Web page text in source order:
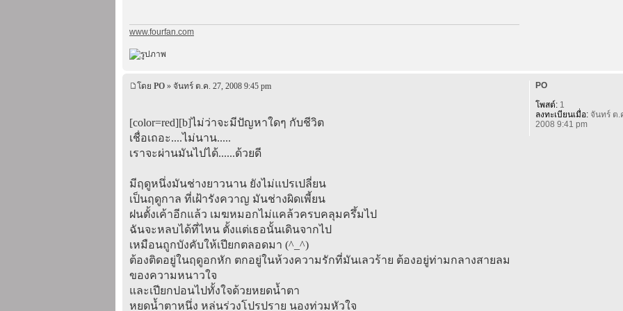
www.fourfan.com
โดย PO » จันทร์ ต.ค. 27, 2008 9:45 pm
[color=red][b]ไม่ว่าจะมีปัญหาใดๆ กับชีวิต
เชื่อเถอะ....ไม่นาน.....
เราจะผ่านมันไปได้......ด้วยดี
มีฤดูหนึ่งมันช่างยาวนาน ยังไม่แปรเปลี่ยน
เป็นฤดูกาล ที่เฝ้ารังควาญ มันช่างผิดเพี้ยน
ฝนตั้งเค้าอีกแล้ว เมฆหมอกไม่แคล้วครบคลุมครึ้มไป
ฉันจะหลบได้ที่ไหน ตั้งแต่เธอนั้นเดินจากไป
เหมือนถูกบังคับให้เปียกตลอดมา (^_^)
ต้องติดอยู่ในฤดูอกหัก ตกอยู่ในห้วงความรักที่มันเลวร้าย ต้องอยู่ท่ามกลางสายลม
ของความหนาวใจ
และเปียกปอนไปทั้งใจด้วยหยดน้ำตา
หยดน้ำตาหนึ่ง หล่นร่วงโปรปราย นองท่วมหัวใจ
PO
โพสต์:1
ลงทะเบียนเมื่อ:จันทร์ ต.
2008 9:41 pm